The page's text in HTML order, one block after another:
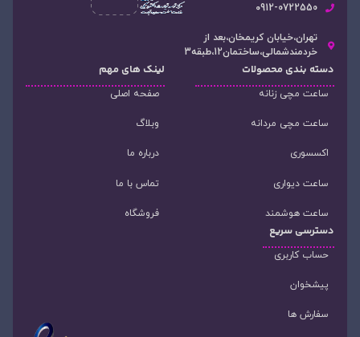
۰912-0722550
تهران،خیابان کریمخان،بعد از
خردمندشمالی،ساختمان12،طبقه3
دسته‌ بندی محصولات
ساعت مچی زنانه
ساعت مچی مردانه
اکسسوری
ساعت دیواری
ساعت هوشمند
لینک های مهم
صفحه اصلی
وبلاگ
درباره ما
تماس با ما
فروشگاه
دسترسی سریع
حساب کاربری
پیشخوان
سفارش ها